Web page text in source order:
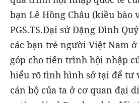
bạn Lê Hồng Châu (kiều bào
PGS.TS.Đại sứ Đặng Đình
các bạn trẻ người Việt Nam
góp cho tiến trình hội nhập
hiểu rõ tình hình sở tại để tư
cán bộ của ta ở cơ quan đại